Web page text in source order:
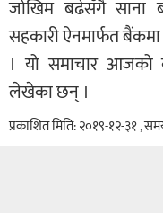
जोखिम बढेसँगै साना
सहकारी ऐनमार्फत
। यो समाचार आजको
लेखेका छन् ।
प्रकाशित मिति: २०१९-१२-३१ ,